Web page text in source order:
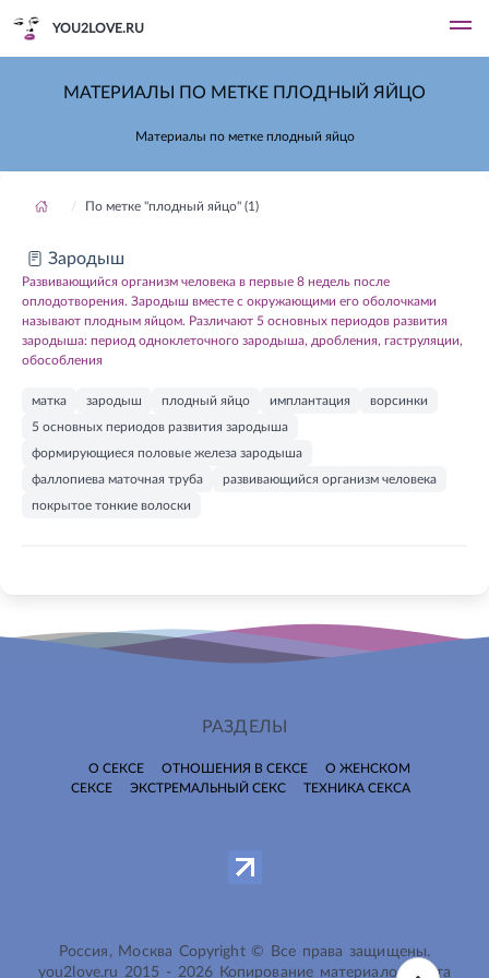
YOU2LOVE.RU
МАТЕРИАЛЫ ПО МЕТКЕ ПЛОДНЫЙ ЯЙЦО
Материалы по метке плодный яйцо
По метке "плодный яйцо" (1)
Зародыш
Развивающийся организм человека в первые 8 недель после
оплодотворения. Зародыш вместе с окружающими его оболочками
называют плодным яйцом. Различают 5 основных периодов развития
зародыша: период одноклеточного зародыша, дробления, гаструляции,
обособления
матка зародыш плодный яйцо имплантация
ворсинки
5 основных периодов развития зародыша
формирующиеся половые железа зародыша
фаллопиева маточная труба
развивающийся организм человека
покрытое тонкие волоски
РАЗДЕЛЫ
О СЕКСЕ ОТНОШЕНИЯ В СЕКСЕ
О ЖЕНСКОМ
СЕКСЕ
ЭКСТРЕМАЛЬНЫЙ СЕКС ТЕХНИКА СЕКСА
Россия, Москва Copyright © Все права защищены.
you2love.ru 2015 - 2026 Копирование материалов сайта